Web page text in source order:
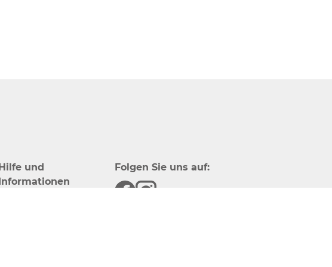
Hilfe und
Informationen
Folgen Sie uns auf: